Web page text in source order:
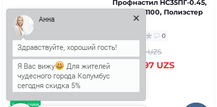
в наличии
Профнастил НС35ПГ-0.45,
Ширина-1100, Полиэстер
RAL1014
0
90 830.98 UZS
76 297.97 UZS
Анна
Здравствуйте, хороший гость!
Я Вас вижу
Для жителей
чудесного города Колумбус
сегодня скидка 5%
Аннапечатает...